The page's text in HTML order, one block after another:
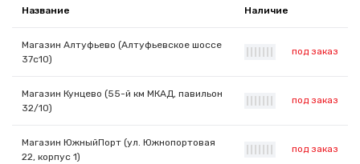
Название Наличие
Магазин Алтуфьево (Алтуфьевское шоссе
37с10)
под заказ
Магазин Кунцево (55-й км МКАД, павильон
32/10)
под заказ
Магазин ЮжныйПорт (ул. Южнопортовая
22, корпус 1)
под заказ